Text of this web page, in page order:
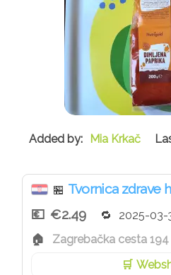
Mia Krkač
🏪 Tvornica zdrave
€2.49
2025-03-
Zagrebačka cesta 194